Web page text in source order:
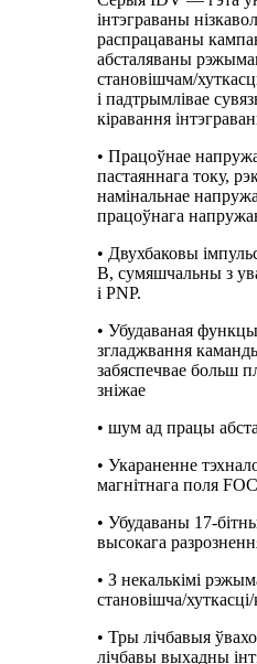
інтэграваны
распрацаваны
абсталяваны
становішчам/
і падтрымлівае
кіравання
• Працоўнае
пастаяннага току,
намінальнае
працоўнага
• Двухбаковы
В, сумяшчальны з
і PNP.
• Убудаваная
згладжвання
забяспечвае больш
зніжае
• шум ад працы
• Укараненне
магнітнага поля
• Убудаваны 17-
высокага
• З некалькімі
становішча/
• Тры лічбавыя
лічбавы выхадны